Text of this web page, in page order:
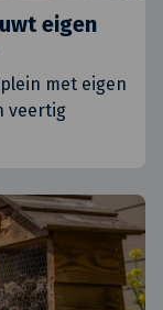
eigen
met eigen
veertig